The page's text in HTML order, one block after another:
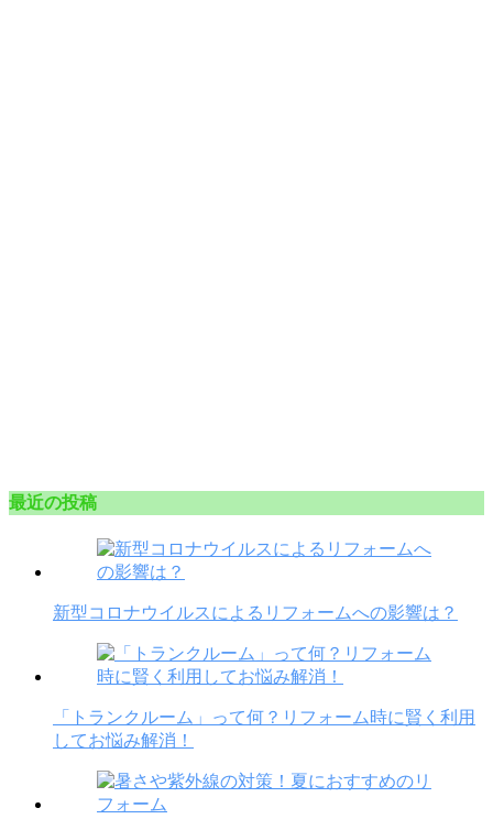
最近の投稿
新型コロナウイルスによるリフォームへの影響は？
「トランクルーム」って何？リフォーム時に賢く利用
してお悩み解消！